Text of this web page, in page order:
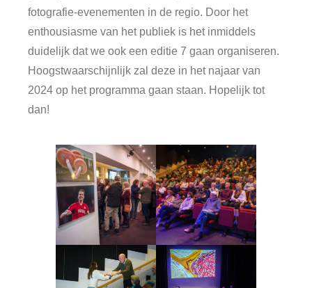
fotografie-evenementen in de regio. Door het
enthousiasme van het publiek is het inmiddels
duidelijk dat we ook een editie 7 gaan organiseren.
Hoogstwaarschijnlijk zal deze in het najaar van
2024 op het programma gaan staan. Hopelijk tot
dan!